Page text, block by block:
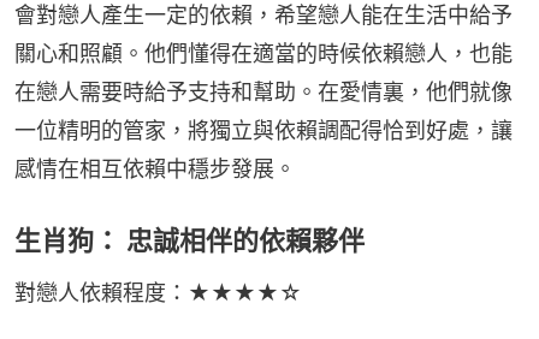
會對戀人產生一定的依賴，希望戀人能在生活中給予
關心和照顧。他們懂得在適當的時候依賴戀人，也能
在戀人需要時給予支持和幫助。在愛情裏，他們就像
一位精明的管家，將獨立與依賴調配得恰到好處，讓
感情在相互依賴中穩步發展。
生肖狗： 忠誠相伴的依賴夥伴
對戀人依賴程度：★★★★☆